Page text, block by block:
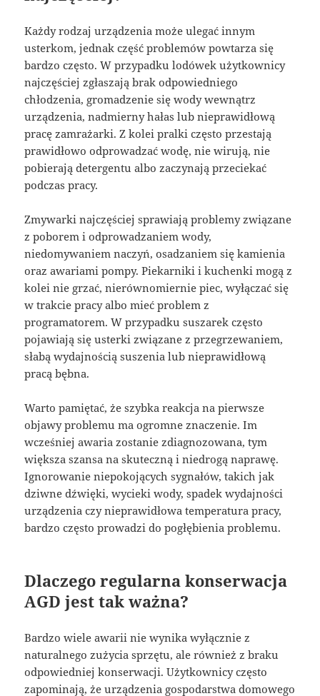
Każdy rodzaj urządzenia może ulegać innym
usterkom, jednak część problemów powtarza się
bardzo często. W przypadku lodówek użytkownicy
najczęściej zgłaszają brak odpowiedniego
chłodzenia, gromadzenie się wody wewnątrz
urządzenia, nadmierny hałas lub nieprawidłową
pracę zamrażarki. Z kolei pralki często przestają
prawidłowo odprowadzać wodę, nie wirują, nie
pobierają detergentu albo zaczynają przeciekać
podczas pracy.
Zmywarki najczęściej sprawiają problemy związane
z poborem i odprowadzaniem wody,
niedomywaniem naczyń, osadzaniem się kamienia
oraz awariami pompy. Piekarniki i kuchenki mogą z
kolei nie grzać, nierównomiernie piec, wyłączać się
w trakcie pracy albo mieć problem z
programatorem. W przypadku suszarek często
pojawiają się usterki związane z przegrzewaniem,
słabą wydajnością suszenia lub nieprawidłową
pracą bębna.
Warto pamiętać, że szybka reakcja na pierwsze
objawy problemu ma ogromne znaczenie. Im
wcześniej awaria zostanie zdiagnozowana, tym
większa szansa na skuteczną i niedrogą naprawę.
Ignorowanie niepokojących sygnałów, takich jak
dziwne dźwięki, wycieki wody, spadek wydajności
urządzenia czy nieprawidłowa temperatura pracy,
bardzo często prowadzi do pogłębienia problemu.
Dlaczego regularna konserwacja
AGD jest tak ważna?
Bardzo wiele awarii nie wynika wyłącznie z
naturalnego zużycia sprzętu, ale również z braku
odpowiedniej konserwacji. Użytkownicy często
zapominają, że urządzenia gospodarstwa domowego